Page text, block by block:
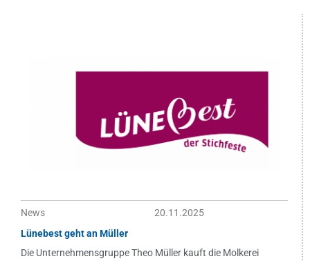
News
20.11.2025
Lünebest geht an Müller
Die Unternehmensgruppe Theo Müller kauft die Molkerei